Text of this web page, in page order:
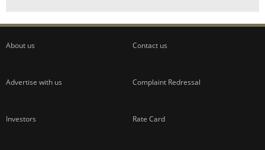
About us Contact us
Advertise with us Complaint Redressal
Investors Rate Card